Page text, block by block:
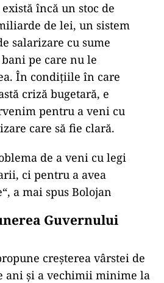
încă un stoc de
de lei, un sistem
salarizare cu sume
pe care nu le
În condițiile în care
criză bugetară, e
pentru a veni cu
care să fie clară.
de a veni cu legi
ci pentru a avea
a mai spus Bolojan
Guvernului
creșterea vârstei de
ani și a vechimii minime la